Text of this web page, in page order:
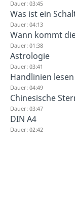
Dauer: 03:45
Was ist ein
Dauer: 04:13
Wann kommt
Dauer: 01:38
Astrologie
Dauer: 03:41
Handlinien lesen
Dauer: 04:49
Chinesische
Dauer: 03:47
DIN A4
Dauer: 02:42